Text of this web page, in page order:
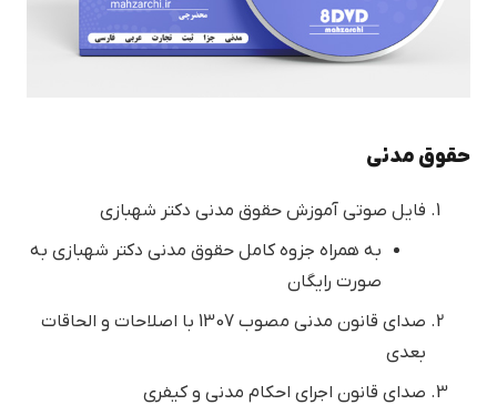
حقوق مدنی
فایل صوتی آموزش حقوق مدنی دکتر شهبازی
به همراه جزوه کامل حقوق مدنی دکتر شهبازی به
صورت رایگان
صدای قانون مدنی مصوب 1307 با اصلاحات و الحاقات
بعدی
صدای قانون اجرای احکام مدنی و کیفری